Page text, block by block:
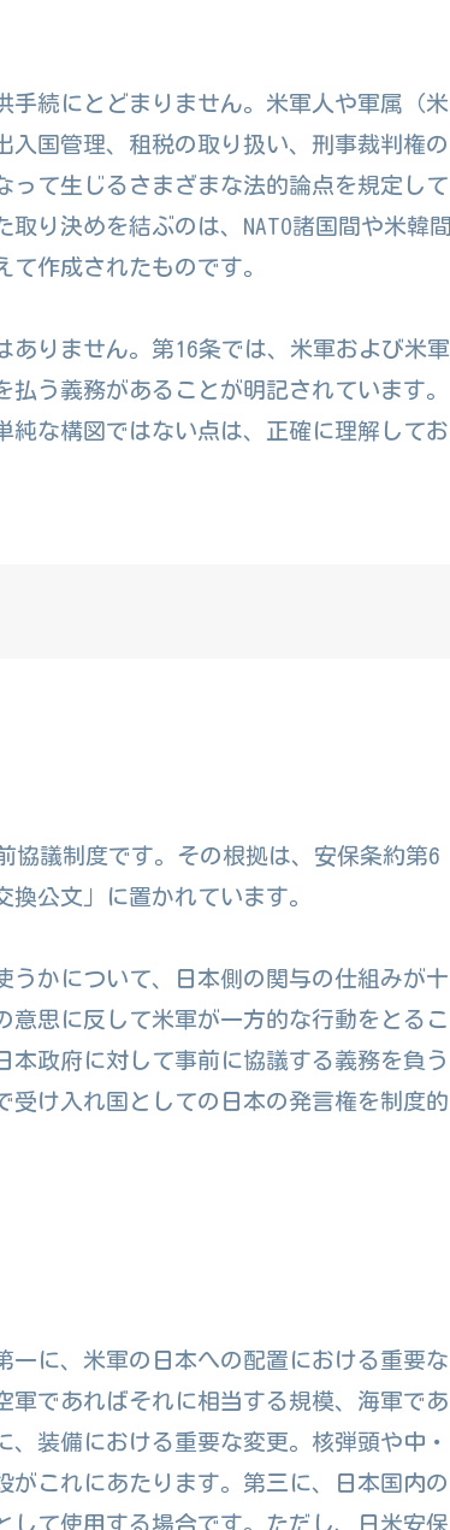
続にとどまりません。米軍人や軍属（米
国管理、租税の取り扱い、刑事裁判権の
って生じるさまざまな法的論点を規定して
り決めを結ぶのは、NATO諸国間や米韓間
作成されたものです。
りません。第16条では、米軍および米軍
う義務があることが明記されています。
純な構図ではない点は、正確に理解してお
協議制度です。その根拠は、安保条約第6
公文」に置かれています。
うかについて、日本側の関与の仕組みが十
思に反して米軍が一方的な行動をとるこ
政府に対して事前に協議する義務を負う
受け入れ国としての日本の発言権を制度的
一に、米軍の日本への配置における重要な
軍であればそれに相当する規模、海軍であ
装備における重要な変更。核弾頭や中・
これにあたります。第三に、日本国内の
して使用する場合です。ただし、日米安保